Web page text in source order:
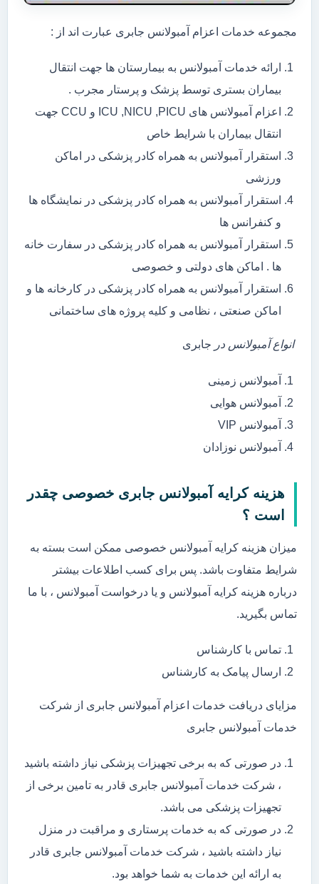
مجموعه خدمات اعزام آمبولانس جابری عبارت اند از :
ارائه خدمات آمبولانس به بیمارستان ها جهت انتقال
بیماران بستری توسط پزشک و پرستار مجرب .
اعزام آمبولانس های ICU ,NICU ,PICU و CCU جهت
انتقال بیماران با شرایط خاص
استقرار آمبولانس به همراه کادر پزشکی در اماکن
ورزشی
استقرار آمبولانس به همراه کادر پزشکی در نمایشگاه ها
و کنفرانس ها
استقرار آمبولانس به همراه کادر پزشکی در سفارت خانه
ها . اماکن های دولتی و خصوصی
استقرار آمبولانس به همراه کادر پزشکی در کارخانه ها و
اماکن صنعتی ، نظامی و کلیه پروژه های ساختمانی
انواع آمبولانس در جابری
آمبولانس زمینی
آمبولانس هوایی
آمبولانس VIP
آمبولانس نوزادان
هزینه کرایه آمبولانس جابری خصوصی چقدر
است ؟
میزان هزینه کرایه آمبولانس خصوصی ممکن است بسته به
شرایط متفاوت باشد. پس برای کسب اطلاعات بیشتر
درباره هزینه کرایه آمبولانس و یا درخواست آمبولانس ، با ما
تماس بگیرید.
تماس با کارشناس
ارسال پیامک به کارشناس
مزایای دریافت خدمات اعزام آمبولانس جابری از شرکت
خدمات آمبولانس جابری
در صورتی که به برخی تجهیزات پزشکی نیاز داشته باشید
، شرکت خدمات آمبولانس جابری قادر به تامین برخی از
تجهیزات پزشکی می باشد.
در صورتی که به خدمات پرستاری و مراقبت در منزل
نیاز داشته باشید ، شرکت خدمات آمبولانس جابری قادر
به ارائه این خدمات به شما خواهد بود.